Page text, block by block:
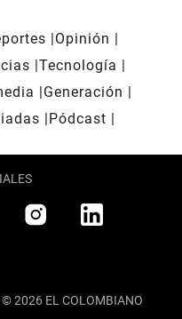
Opinión
Tecnología
Generación
Pódcast
© 2026 EL COLOMBIANO